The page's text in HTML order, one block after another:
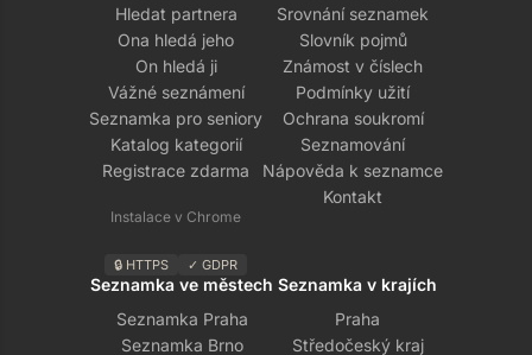
Hledat partnera
Ona hledá jeho
On hledá ji
Vážné seznámení
Seznamka pro seniory
Katalog kategorií
Registrace zdarma
Instalace v Chrome
🔒 HTTPS ✓ GDPR
Srovnání seznamek
Slovník pojmů
Známost v číslech
Podmínky užití
Ochrana soukromí
Seznamování
Nápověda k seznamce
Kontakt
Seznamka ve městech
Seznamka Praha
Seznamka Brno
Seznamka v krajích
Praha
Středočeský kraj